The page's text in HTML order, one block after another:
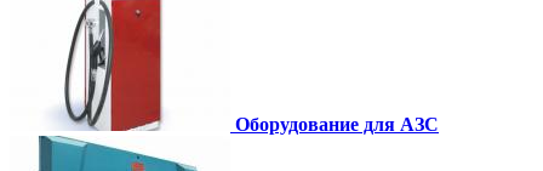
Оборудование для АЗС